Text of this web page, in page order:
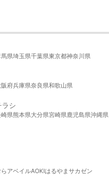
県埼玉県千葉県東京都神奈川県
府兵庫県奈良県和歌山県
ラシ
県熊本県大分県宮崎県鹿児島県沖縄県
アベイルAOKIはるやま サカゼン